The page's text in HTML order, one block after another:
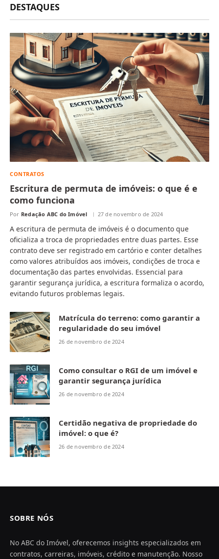
DESTAQUES
CONTRATOS
Escritura de permuta de imóveis: o que é e
como funciona
Por Redação ABC do Imóvel 27 de novembro de 2024
A escritura de permuta de imóveis é o documento que
oficializa a troca de propriedades entre duas partes. Esse
contrato deve ser registrado em cartório e conter detalhes
como valores atribuídos aos imóveis, condições de troca e
documentação das partes envolvidas. Essencial para
garantir segurança jurídica, a escritura formaliza o acordo,
evitando futuros problemas legais.
Matrícula do terreno: como garantir a
regularidade do seu imóvel
26 de novembro de 2024
Como consultar o RGI de um imóvel e
garantir segurança jurídica
26 de novembro de 2024
Certidão negativa de propriedade do
imóvel: o que é?
26 de novembro de 2024
SOBRE NÓS
No ABC do Imóvel, oferecemos insights especializados em
contratos, carreiras, imóveis, crédito e manutenção. Nosso